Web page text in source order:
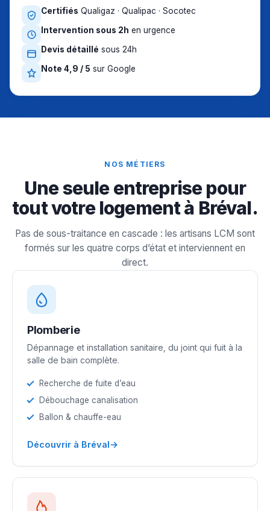
Certifiés Qualigaz · Qualipac · Socotec
Intervention sous 2h en urgence
Devis détaillé sous 24h
Note 4,9 / 5 sur Google
NOS MÉTIERS
Une seule entreprise pour
tout votre logement à Bréval.
Pas de sous-traitance en cascade : les artisans LCM sont
formés sur les quatre corps d’état et interviennent en
direct.
Plomberie
Dépannage et installation sanitaire, du joint qui fuit à la
salle de bain complète.
Recherche de fuite d’eau
Débouchage canalisation
Ballon & chauffe-eau
Découvrir à Bréval→